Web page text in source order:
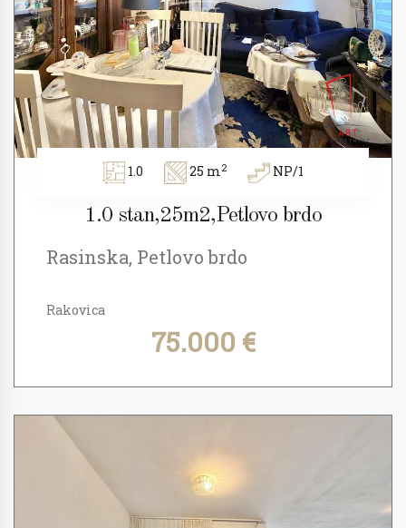
1.0 25 m2 NP/1
1.0 stan,25m2,Petlovo brdo
Rasinska, Petlovo brdo
Rakovica
75.000 €